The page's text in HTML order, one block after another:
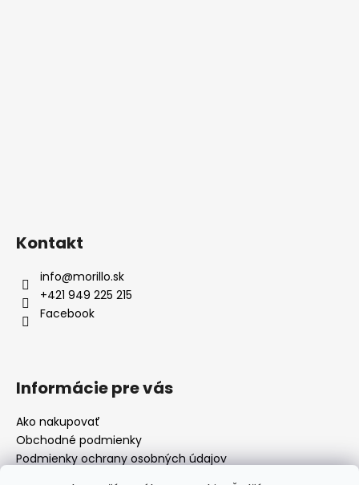
Kontakt
info@morillo.sk
+421 949 225 215
Facebook
Informácie pre vás
Ako nakupovať
Obchodné podmienky
Podmienky ochrany osobných údajov